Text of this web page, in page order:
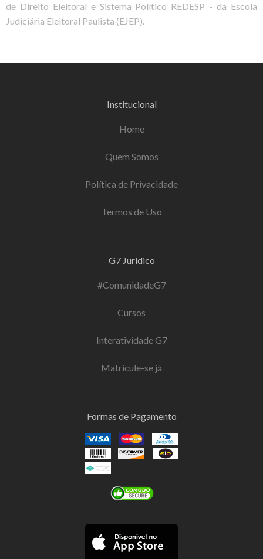
de Direito Eleitoral e Sistema Político REDESP - da Escola
Judiciária Eleitoral Paulista (EJEP).
Institucional
Home
Quem Somos
Política de Privacidade
Termos de Uso
G7 Jurídico
#ComunidadeG7
Cursos
Interatividade G7
Matricule-se já
Formas de Pagamento